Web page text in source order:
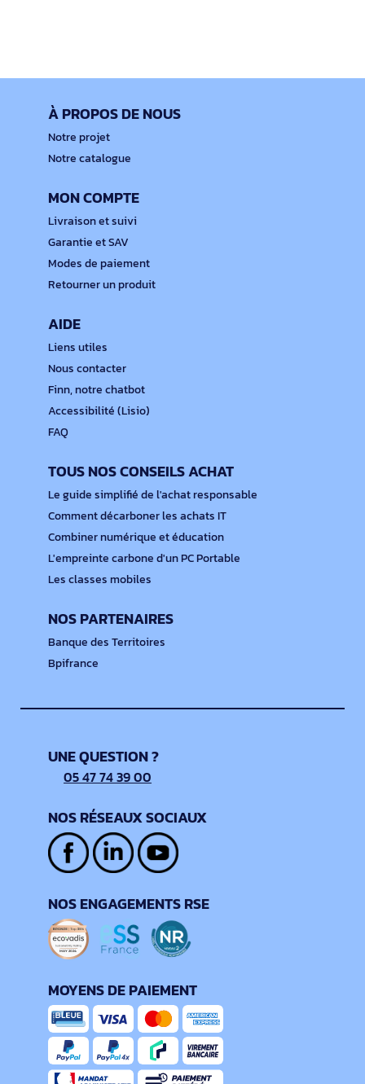
À PROPOS DE NOUS
Notre projet
Notre catalogue
MON COMPTE
Livraison et suivi
Garantie et SAV
Modes de paiement
Retourner un produit
AIDE
Liens utiles
Nous contacter
Finn, notre chatbot
Accessibilité (Lisio)
FAQ
TOUS NOS CONSEILS ACHAT
Le guide simplifié de l'achat responsable
Comment décarboner les achats IT
Combiner numérique et éducation
L'empreinte carbone d'un PC Portable
Les classes mobiles
NOS PARTENAIRES
Banque des Territoires
Bpifrance
UNE QUESTION ?
05 47 74 39 00
NOS RÉSEAUX SOCIAUX
NOS ENGAGEMENTS RSE
MOYENS DE PAIEMENT